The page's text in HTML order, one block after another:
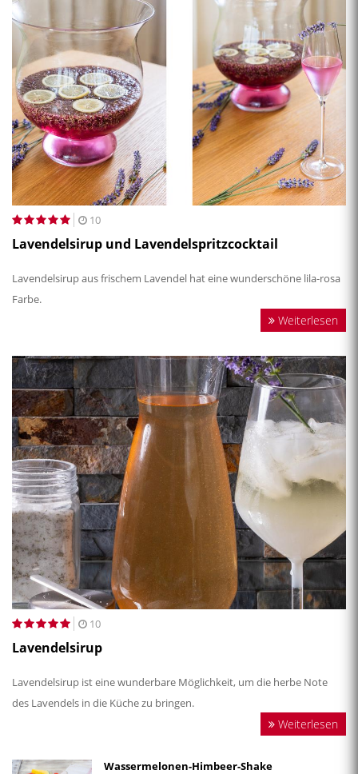
10
Lavendelsirup und Lavendelspritzcocktail
Lavendelsirup aus frischem Lavendel hat eine wunderschöne lila-rosa
Farbe.
Weiterlesen
10
Lavendelsirup
Lavendelsirup ist eine wunderbare Möglichkeit, um die herbe Note
des Lavendels in die Küche zu bringen.
Weiterlesen
Wassermelonen-Himbeer-Shake